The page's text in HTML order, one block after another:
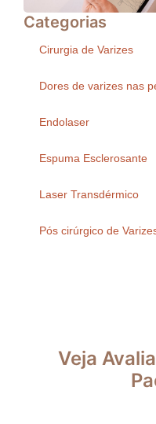
Categorias
Cirurgia de Varizes
Dores de varizes nas
Endolaser
Espuma Esclerosante
Laser Transdérmico
Pós cirúrgico de
Veja